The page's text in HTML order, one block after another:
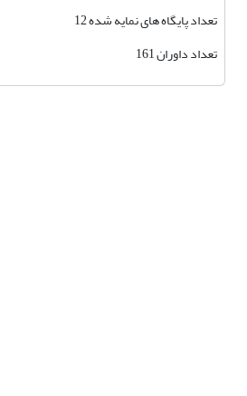
تعداد پایگاه های نمایه شده 12
تعداد داوران 161